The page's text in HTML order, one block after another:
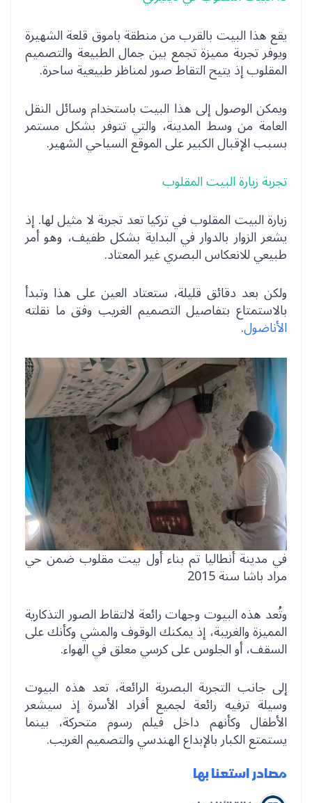
يقع هذا البيت بالقرب من منطقة باموق قلعة الشهيرة
ويوفر تجربة مميزة تجمع بين جمال الطبيعة والتصميم
المقلوب إذ يتيح التقاط صور لمناظر طبيعية ساحرة.
ويمكن الوصول إلى هذا البيت باستخدام وسائل النقل
العامة من وسط المدينة، والتي تتوفر بشكل مستمر
بسبب الإقبال الكبير على الموقع السياحي الشهير.
تجربة زيارة البيت المقلوب
زيارة البيت المقلوب في تركيا تعد تجربة لا مثيل لها. إذ
يشعر الزوار بالدوار في البداية بشكل طفيف، وهو أمر
طبيعي للانعكاس البصري غير المعتاد.
ولكن بعد دقائق قليلة، ستعتاد العين على هذا وتبدأ
بالاستمتاع بتفاصيل التصميم الغريب وفق ما نقلته
الأناضول.
في مدينة أنطاليا تم بناء أول بيت مقلوب ضمن حي
مراد باشا سنة 2015
وتُعد هذه البيوت وجهات رائعة لالتقاط الصور التذكارية
المميزة والغريبة، إذ يمكنك الوقوف والمشي وكأنك على
السقف، أو الجلوس على كرسي معلق في الهواء.
إلى جانب التجربة البصرية الرائعة، تعد هذه البيوت
وسيلة ترفيه رائعة لجميع أفراد الأسرة إذ سيشعر
الأطفال وكأنهم داخل فيلم رسوم متحركة، بينما
يستمتع الكبار بالإبداع الهندسي والتصميم الغريب.
مصادر استعنا بها